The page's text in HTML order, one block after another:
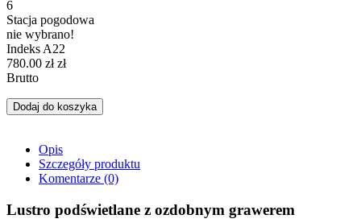
6
Stacja pogodowa
nie wybrano!
Indeks A22
780.00 złzł
Brutto
Dodaj do koszyka
Opis
Szczegóły produktu
Komentarze (0)
Lustro podświetlane z ozdobnym grawerem